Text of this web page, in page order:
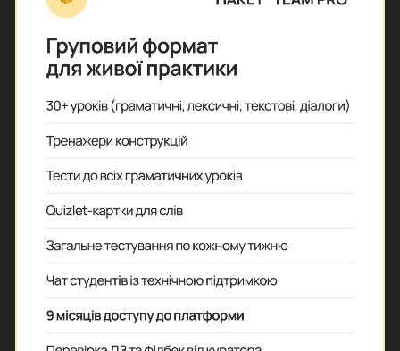
Засновник Makashovskiy School
Автор №1 англомовного блогу в Україні
Ведучий тревел-шоу «Орел і Решка»